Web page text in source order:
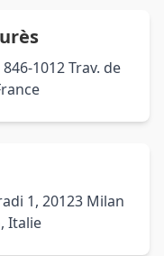
1012 Trav. de
1, 20123 Milan
Italie